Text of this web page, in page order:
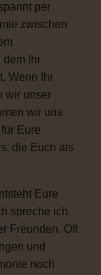
per
zwischen
dem Ihr
Wenn Ihr
wir unser
wir uns
Eure
die Euch als
Eure
spreche ich
Freunden. Oft
und
noch